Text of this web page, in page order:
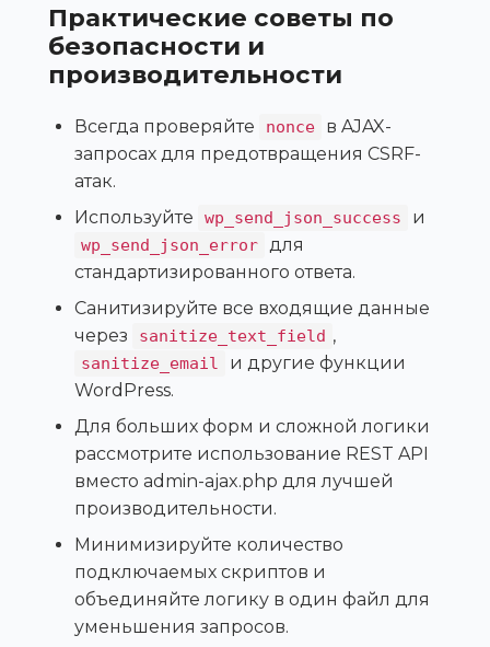
Практические советы по
безопасности и
производительности
Всегда проверяйте nonce
в AJAX-
запросах для предотвращения CSRF-
атак.
Используйте
wp_send_json_success и
wp_send_json_error для
стандартизированного ответа.
Санитизируйте все входящие данные
через
sanitize_text_field ,
sanitize_email
и другие функции
WordPress.
Для больших форм и сложной логики
рассмотрите использование REST API
вместо admin-ajax.php для лучшей
производительности.
Минимизируйте количество
подключаемых скриптов и
объединяйте логику в один файл для
уменьшения запросов.